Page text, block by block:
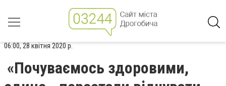
06:00, 28 квітня 2020 р.
«Почуваємось здоровими,